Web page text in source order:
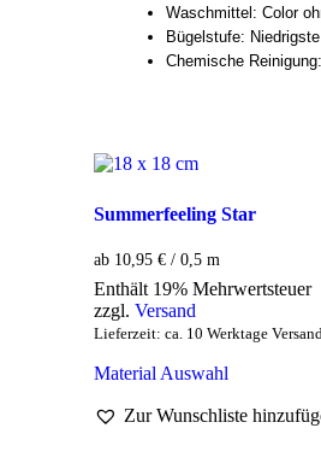
Waschmittel: Color
Bügelstufe:
Chemische
Summerfeeling Star
ab 10,95 € / 0,5 m
Enthält 19% Mehrwertsteuer
zzgl. Versand
Lieferzeit: ca. 10 Werktage
Material Auswahl
Zur Wunschliste